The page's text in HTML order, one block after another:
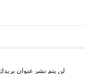
لن يتم نشر عنوان بريدك